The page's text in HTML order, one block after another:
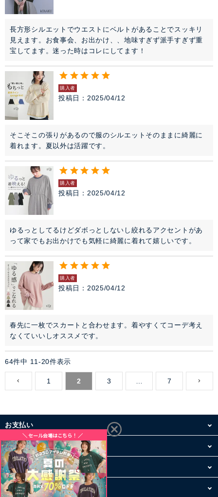
長方形シルエットでウエストにベルトがあることでスッキリ
見えます。お食事会、お出かけ、、地味すぎず派手すぎず重
宝してます。迷った時はコレにしてます！
購入者
投稿日 2025/04/12
そこそこの張りがあるので服のシルエットそのままに綺麗に
着れます。夏以外は活躍です。
購入者
投稿日 2025/04/12
ゆるっとしてるけどダボっとしないし絞れるアクセントがあ
って家でもお出かけでも気軽に綺麗に着れて嬉しいです。
購入者
投稿日 2025/04/12
春先に一枚でスカートと合わせます。着やすくてコーデ考え
なくていいしオススメです。
64件中 11 -20件表示
1 2 3 7
お支払い
配送・送料
お買い物について
その他